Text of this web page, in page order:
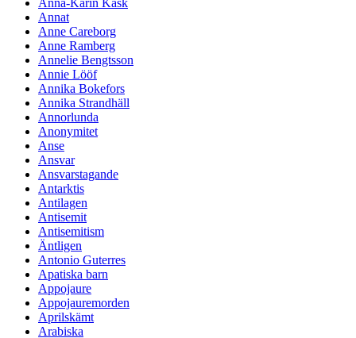
Annat
Anne Careborg
Anne Ramberg
Annelie Bengtsson
Annie Lööf
Annika Bokefors
Annika Strandhäll
Annorlunda
Anonymitet
Anse
Ansvar
Ansvarstagande
Antarktis
Antilagen
Antisemit
Antisemitism
Äntligen
Antonio Guterres
Apatiska barn
Appojaure
Appojauremorden
Aprilskämt
Arabiska